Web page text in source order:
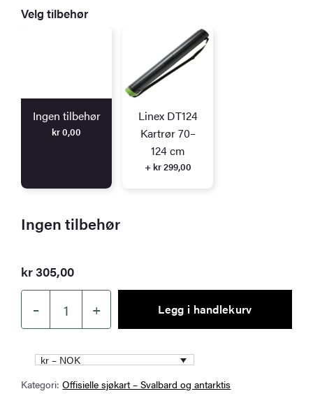
Velg tilbehør
Ingen tilbehør
kr0,00
Linex DT124
Kartrør 70–
124 cm
+ kr 299,00
Ingen tilbehør
kr305,00
–
Kartverket
Nautical
Chart
528
–
+ Legg i handlekurv
kr – NOK
Kategori:Offisielle sjøkart – Svalbard og antarktis